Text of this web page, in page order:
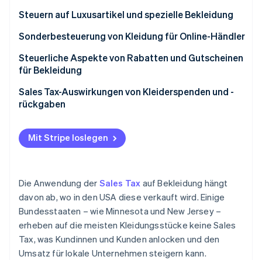
Kleidungsstücke
Häufige Beispiele für nicht steuerpflichtige
Beispiele für Freistellungen von der Sales Tax für
Steuern auf Luxusartikel und spezielle Bekleidung
Luxusartikel
Sonderbesteuerung von Kleidung
Sonderbesteuerung von Kleidung für Online-Händler
Steuerliche Aspekte von Rabatten und Gutscheinen
für Bekleidung
Rabatte
Gutscheine
Beispiel für eine Sales Tax auf vergünstigte Kleidung
Sales Tax-Auswirkungen von Kleiderspenden und -
rückgaben
Spenden
Rückgaben
Mit Stripe loslegen
Die Anwendung der Sales Tax auf Bekleidung hängt
davon ab, wo in den USA diese verkauft wird. Einige
Bundesstaaten – wie Minnesota und New Jersey –
erheben auf die meisten Kleidungsstücke keine Sales
Tax, was Kundinnen und Kunden anlocken und den
Umsatz für lokale Unternehmen steigern kann.